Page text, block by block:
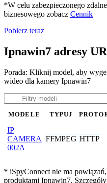
*W celu zabezpieczonego
biznesowego zobacz Cennik
Pobierz teraz
Ipnawin7 adresy
Porada: Kliknij model, aby
wideo dla kamery Ipnawin7
MODELE TYPUJ
IP
CAMERA
002A
FFMPEG HTTP
* iSpyConnect nie ma
produktami Ipnawin7.